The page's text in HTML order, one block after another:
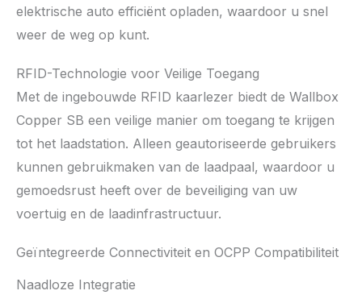
elektrische auto efficiënt opladen, waardoor u snel
weer de weg op kunt.
RFID-Technologie voor Veilige Toegang
Met de ingebouwde RFID kaarlezer biedt de Wallbox
Copper SB een veilige manier om toegang te krijgen
tot het laadstation. Alleen geautoriseerde gebruikers
kunnen gebruikmaken van de laadpaal, waardoor u
gemoedsrust heeft over de beveiliging van uw
voertuig en de laadinfrastructuur.
Geïntegreerde Connectiviteit en OCPP Compatibiliteit
Naadloze Integratie